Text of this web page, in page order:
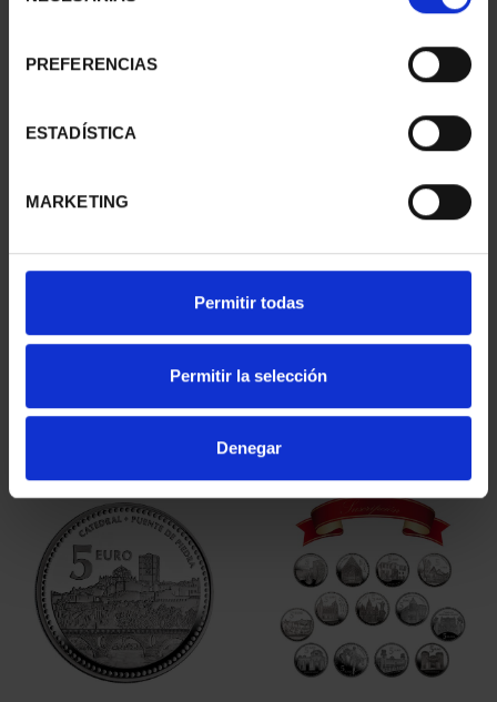
PREFERENCIAS
ESTADÍSTICA
MARKETING
Permitir todas
Permitir la selección
Denegar
SPANISH CAPITALS -
SORIA
SPANISH CAPITALS -
VALLADOLID